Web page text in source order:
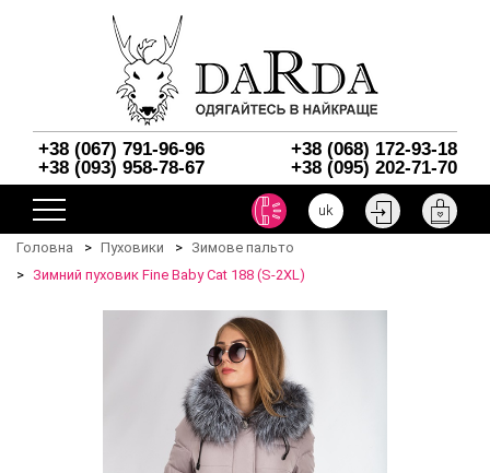
+38 (067) 791-96-96
+38 (068) 172-93-18
+38 (093) 958-78-67
+38 (095) 202-71-70
uk
Головна Пуховики
Зимове пальто
Зимний пуховик Fine Baby Cat 188 (S-2XL)